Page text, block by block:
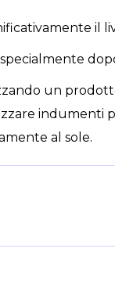
il
un
al sole.